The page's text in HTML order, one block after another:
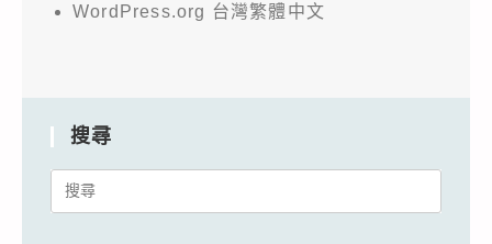
WordPress.org 台灣繁體中文
搜尋
Search